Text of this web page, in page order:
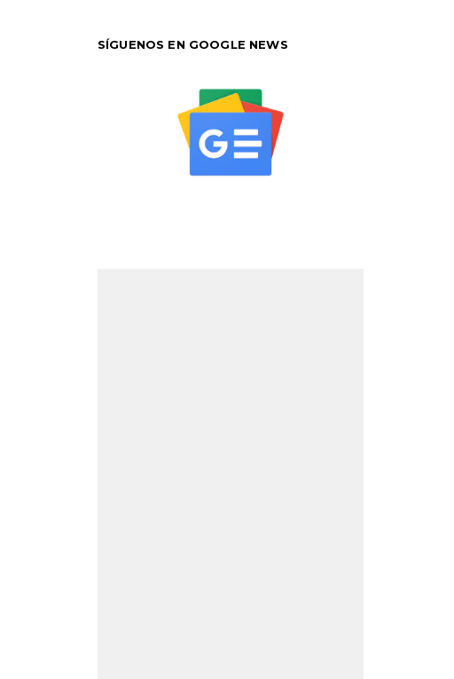
SÍGUENOS EN GOOGLE NEWS